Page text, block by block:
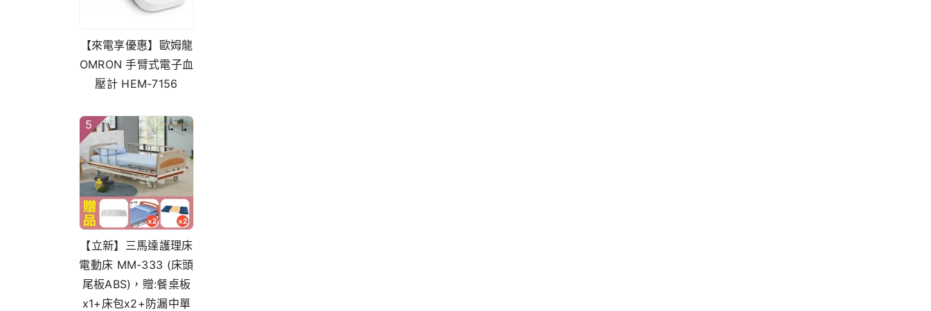
【來電享優惠】歐姆龍
OMRON 手臂式電子血
壓計 HEM-7156
5
【立新】三馬達護理床
電動床 MM-333 (床頭
尾板ABS)，贈:餐桌板
x1+床包x2+防漏中單